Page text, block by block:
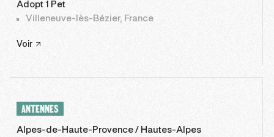
Adopt 1 Pet
Villeneuve-lès-Bézier, France
Voir
ANTENNES
Alpes-de-Haute-Provence / Hautes-Alpes